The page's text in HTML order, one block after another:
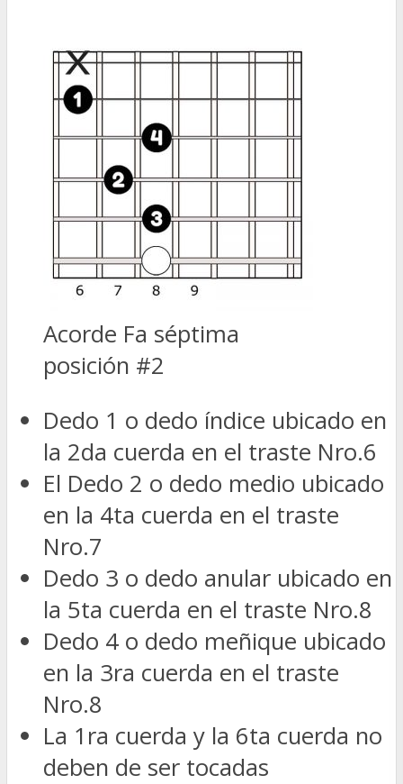
Acorde Fa séptima
posición #2
Dedo 1 o dedo índice ubicado en
la 2da cuerda en el traste Nro.6
El Dedo 2 o dedo medio ubicado
en la 4ta cuerda en el traste
Nro.7
Dedo 3 o dedo anular ubicado en
la 5ta cuerda en el traste Nro.8
Dedo 4 o dedo meñique ubicado
en la 3ra cuerda en el traste
Nro.8
La 1ra cuerda y la 6ta cuerda no
deben de ser tocadas